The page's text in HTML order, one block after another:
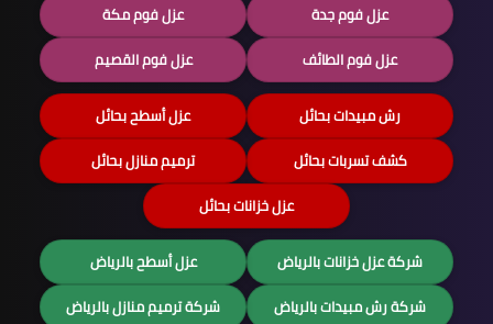
عزل فوم جدة
عزل فوم مكة
عزل فوم الطائف
عزل فوم القصيم
رش مبيدات بحائل
عزل أسطح بحائل
كشف تسربات بحائل
ترميم منازل بحائل
عزل خزانات بحائل
شركة عزل خزانات بالرياض
عزل أسطح بالرياض
شركة رش مبيدات بالرياض
شركة ترميم منازل بالرياض